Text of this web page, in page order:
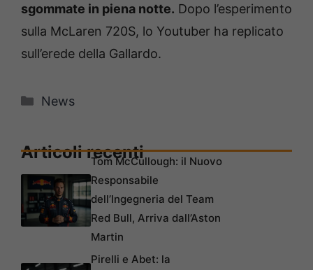
sgommate in piena notte. Dopo l’esperimento
sulla McLaren 720S, lo Youtuber ha replicato
sull’erede della Gallardo.
Categorie
News
Articoli recentiTom McCullough: il Nuovo
Responsabile
dell’Ingegneria del Team
Red Bull, Arriva dall’Aston
Martin
Pirelli e Abet: la